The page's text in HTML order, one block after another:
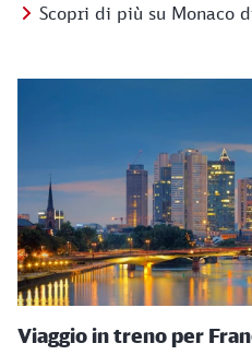
Scopri di più su Monaco
Viaggio in treno per